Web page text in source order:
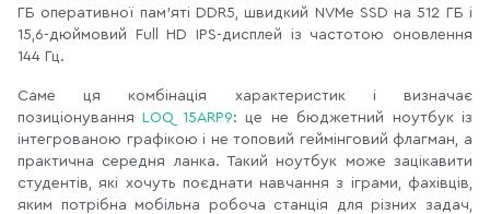
ГБ оперативної пам'яті DDR5, швидкий NVMe SSD на 512 ГБ і
15,6-дюймовий Full HD IPS-дисплей із частотою оновлення
144 Гц.
Саме ця комбінація характеристик і визначає
позиціонування LOQ 15ARP9: це не бюджетний ноутбук із
інтегрованою графікою і не топовий геймінговий флагман, а
практична середня ланка. Такий ноутбук може зацікавити
студентів, які хочуть поєднати навчання з іграми, фахівців,
яким потрібна мобільна робоча станція для різних задач,